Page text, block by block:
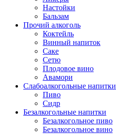
Настойки
Бальзам
Прочий алкоголь
Коктейль
Винный напиток
Саке
Сетю
Плодовое вино
Авамори
Слабоалкогольные напитки
Пиво
Сидр
Безалкогольные напитки
Безалкогольное пиво
Безалкогольное вино